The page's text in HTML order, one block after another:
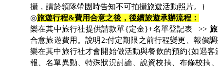
攝，請於領隊帶團時告知不可拍攝旅遊活動照片。}
◎旅遊行程&費用合意之後，後續旅遊承辦流程：
樂在其中旅行社提供請款單{定金}+名單登記表 >>
合意旅遊費用。說明2:付定期限之前行程變更、報價
樂在其中旅行社才會開始做活動與餐飲的預約{如遇
報、名單異動、特殊狀況討論、說資校搞、布條校搞